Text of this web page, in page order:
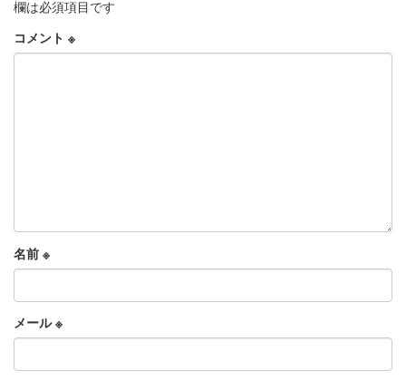
欄は必須項目です
コメント ※
名前 ※
メール※